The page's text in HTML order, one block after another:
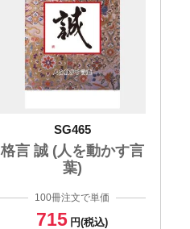
SG465
格言 誠 (人を動かす言
葉)
100冊注文で単価
715 円(税込)